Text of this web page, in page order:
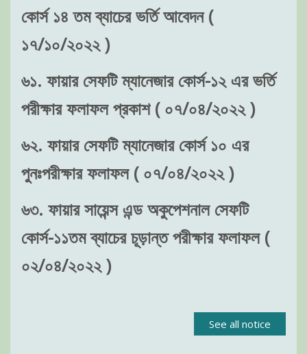
কোর্স ১৪ তম ব্যাচের ভর্তি আবেদন (
১৭/১০/২০২২ )
৬১. ফায়ার সেফটি ম্যানেজার কোর্স-১২ এর ভর্তি
পরীক্ষার ফলাফল প্রকাশ ( ০৭/০৪/২০২২ )
৬২. ফায়ার সেফটি ম্যানেজার কোর্স ১০ এর
পুনঃপরীক্ষার ফলাফল ( ০৭/০৪/২০২২ )
৬৩. ফায়ার সায়েন্স এন্ড অকুপেশনাল সেফটি
কোর্স-১১তম ব্যাচের চূড়ান্ত পরীক্ষার ফলাফল (
০২/০৪/২০২২ )
See all notice